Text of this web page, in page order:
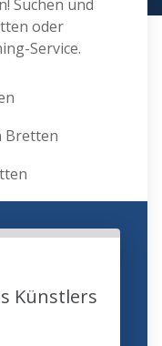
Suchen und
oder
Service.
Bretten
Künstlers